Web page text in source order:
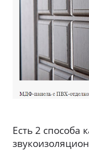
Есть 2 способа